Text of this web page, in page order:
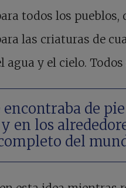
todos los pueblos,
las criaturas de
agua y el cielo.
encontraba de
en los
del